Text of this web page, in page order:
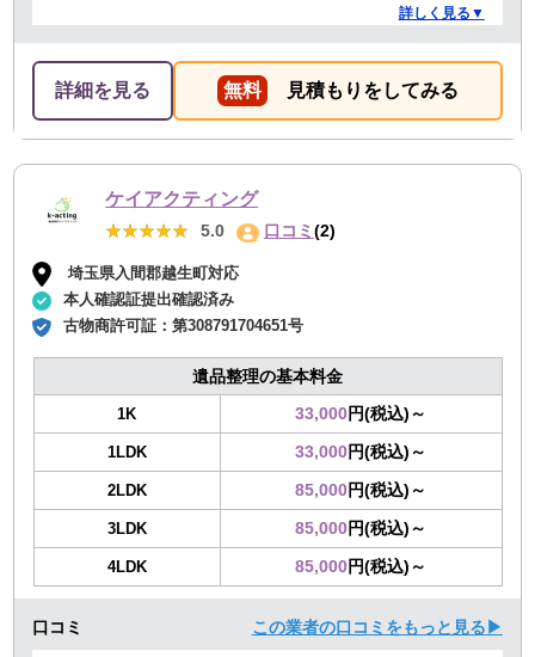
詳しく見る▼
詳細を見る 無料 見積もりをしてみる
ケイアクティング
★★★★★
★★★★★ 5.0 口コミ(2)
埼玉県入間郡越生町対応
本人確認証提出確認済み
古物商許可証：第308791704651号
遺品整理の基本料金
1K 33,000円(税込)～
1LDK 33,000円(税込)～
2LDK 85,000円(税込)～
3LDK 85,000円(税込)～
4LDK 85,000円(税込)～
口コミ この業者の口コミをもっと見る▶